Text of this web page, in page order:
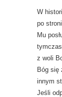
W
po
Mu
z woli
Bóg się
innym
Jeśli